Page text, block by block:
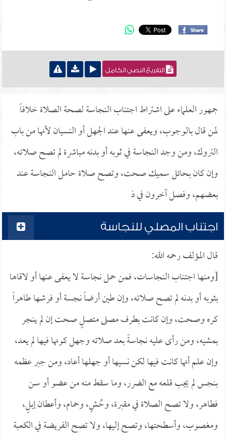
التفريغ النصي الكامل
جمهور العلماء على اشتراط اجتناب النجاسة لصحة الصلاة خلافاً
لمن قال بالوجوب، ويعفى عنها عند الجهل أو النسيان لأنها من باب
التروك، ومن وجد النجاسة في ثوبه أو بدنه مباشرة لم تصح صلاته،
وإن كان بحائل سميك صحت، وتصح صلاة حامل النجاسة عند
بعضهم، وفصل آخرون في ذ
اجتناب المصلي للنجاسة
قال المؤلف رحمه الله:
[ومنها اجتناب النجاسات، فمن حمل نجاسة لا يعفى عنها أو لاقاها
بثوبه أو بدنه لم تصح صلاته، وإن طين أرضاً نجسة أو فرشها طاهراً
كره وصحت، وإن كانت بطرف مصلى متصلٍ صحت إن لم ينجر
بمشيه، ومن رأى عليه نجاسةً بعد صلاته وجهل كونها فيها لم يعد،
وإن علم أنها كانت فيها لكن نسيها أو جهلها أعاد، ومن جبر عظمه
بنجس لم يجب قلعه مع الضرر، وما سقط منه من عضو أو سن
فطاهر، ولا تصح الصلاة في مقبرة، وحُشٍ، وحمام، وأعطان إبلٍ،
ومغصوب، وأسطحتها، وتصح إليها، ولا تصح الفريضة في الكعبة